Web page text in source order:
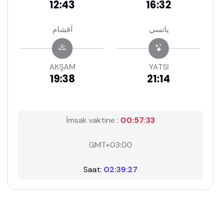
12:43 16:32
آقشام
AKŞAM
19:38
ياتسي
YATSI
21:14
İmsak vaktine : 00:57:33
GMT+03:00
Saat: 02:39:27